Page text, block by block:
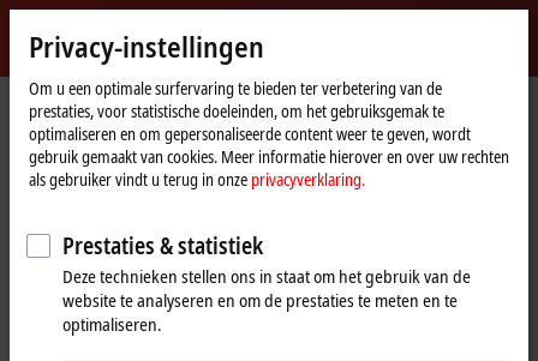
Beckhoff
-
New
Automation
Technology
Home
page
Bedrijf
Nieuws
Technology studies on new communication topologies
Wanneer u op 'Acceptere' klikt, tonen wij de video en passen we
de privacy-instellingen aan, hierbij wordt externe inhoud van
Vimeo geladen. Raadpleeg hier onze
Privacy-instellingen
Om u een optimale surfervaring te bieden ter verbetering van de
prestaties, voor statistische doeleinden, om het gebruiksgemak te
optimaliseren en om gepersonaliseerde content weer te geven, wordt
gebruik gemaakt van cookies. Meer informatie hierover en over uw rechten
als gebruiker vindt u terug in onze privacyverklaring.
Prestaties & statistiek
Deze technieken stellen ons in staat om het gebruik van de
website te analyseren en om de prestaties te meten en te
optimaliseren.